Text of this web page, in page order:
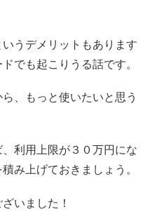
うデメリットもあります
でも起こりうる話です。
、もっと使いたいと思う
利用上限が３０万円にな
み上げておきましょう。
いました！